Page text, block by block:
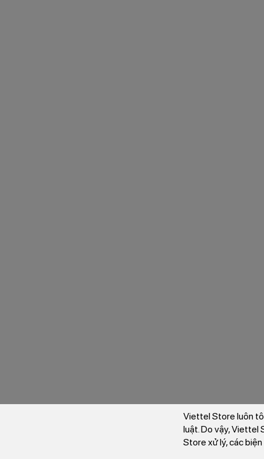
Viettel Store luôn
luật. Do vậy, Viettel
Store xử lý, các